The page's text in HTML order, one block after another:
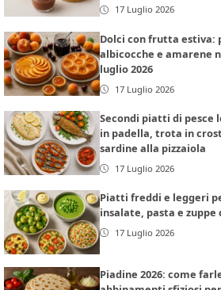
17 Luglio 2026
Dolci con frutta estiva:
albicocche e amarene
luglio 2026
17 Luglio 2026
Secondi piatti di pesce
in padella, trota in
sardine alla pizzaiola
17 Luglio 2026
Piatti freddi e leggeri
insalate, pasta e zuppe
17 Luglio 2026
Piadine 2026: come